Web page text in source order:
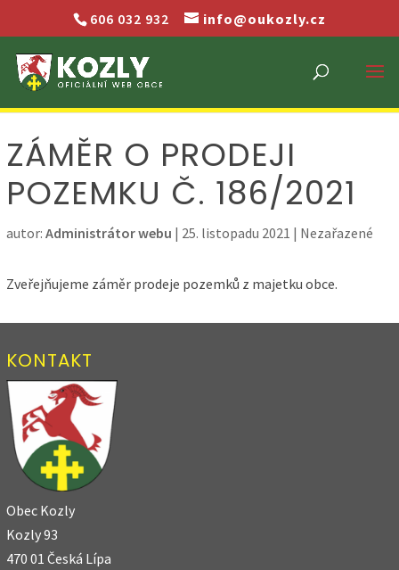
606 032 932 info@oukozly.cz
ZÁMĚR O PRODEJI
POZEMKU Č. 186/2021
autor: Administrátor webu | 25. listopadu 2021 | Nezařazené
Zveřejňujeme záměr prodeje pozemků z majetku obce.
KONTAKT
Obec Kozly
Kozly 93
470 01 Česká Lípa